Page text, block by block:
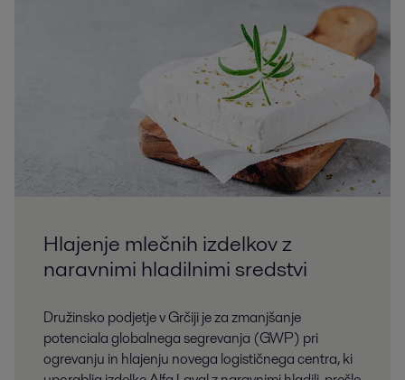
Hlajenje mlečnih izdelkov z
naravnimi hladilnimi sredstvi
Družinsko podjetje v Grčiji je za zmanjšanje
potenciala globalnega segrevanja (GWP) pri
ogrevanju in hlajenju novega logističnega centra, ki